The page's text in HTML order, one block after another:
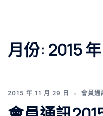
月份: 2015 年
2015 年 11 月 29 日 會員通